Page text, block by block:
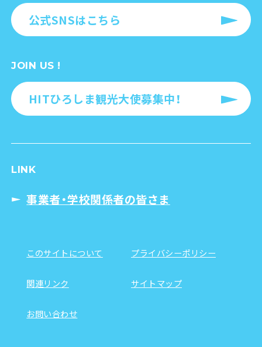
公式SNSはこちら
JOIN US !
HITひろしま観光大使募集中！
LINK
事業者・学校関係者の皆さま
このサイトについて プライバシーポリシー
関連リンク サイトマップ
お問い合わせ